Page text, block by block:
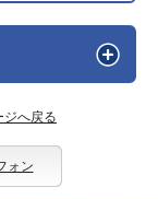
ジへ戻る
ォン